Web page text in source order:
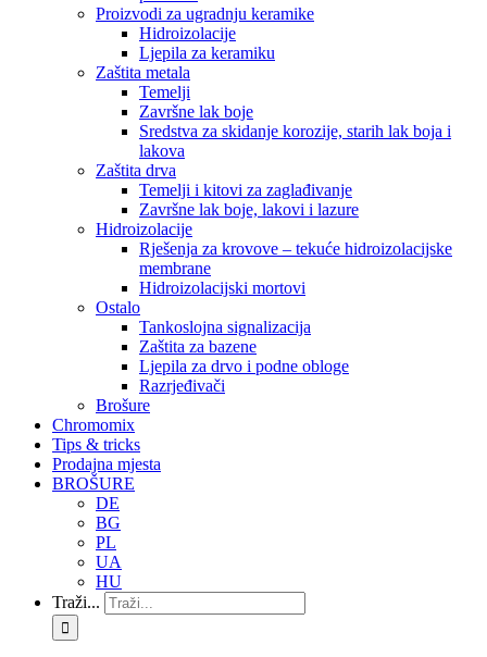
Proizvodi za ugradnju keramike
Hidroizolacije
Ljepila za keramiku
Zaštita metala
Temelji
Završne lak boje
Sredstva za skidanje korozije, starih lak boja i
lakova
Zaštita drva
Temelji i kitovi za zaglađivanje
Završne lak boje, lakovi i lazure
Hidroizolacije
Rješenja za krovove – tekuće hidroizolacijske
membrane
Hidroizolacijski mortovi
Ostalo
Tankoslojna signalizacija
Zaštita za bazene
Ljepila za drvo i podne obloge
Razrjeđivači
Brošure
Chromomix
Tips & tricks
Prodajna mjesta
BROŠURE
DE
BG
PL
UA
HU
Traži...